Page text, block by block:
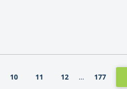
10 11 12 … 177